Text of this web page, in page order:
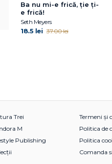
Ba nu mi-e frică, ţie ţi-
e frică!
Seth Meyers
18.5 lei 37.00 lei
Trei
M
Publishing
Termeni și
Politica de
Politica
Comanda